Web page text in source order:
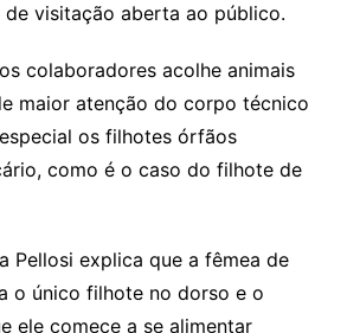
de visitação aberta ao público.
colaboradores acolhe animais
maior atenção do corpo técnico
os filhotes órfãos
como é o caso do filhote de
Pellosi explica que a fêmea de
o único filhote no dorso e o
ele comece a se alimentar